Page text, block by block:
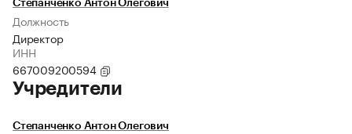
Степанченко Антон Олегович
Должность
Директор
ИНН
667009200594
Учредители
Степанченко Антон Олегович